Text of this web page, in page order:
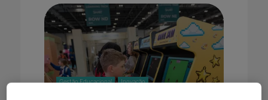
Gestão Educacional Inovação